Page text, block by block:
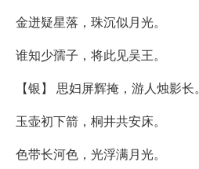
金迸疑星落，珠沉似月光。
谁知少孺子，将此见吴王。
【银】 思妇屏辉掩，游人烛影长。
玉壶初下箭，桐井共安床。
色带长河色，光浮满月光。